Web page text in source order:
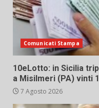
Comunicati Stampa
10eLotto: in Sicilia
a Misilmeri (PA) vinti
7 Agosto 2026